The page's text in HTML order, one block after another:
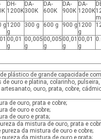
DH-
1200K
DA-
300K
DA-
600K
DA-
900K
DA-
1200K
g 1200
g
300 g 600 g 900 g 1200
g
00,01
g
00,005
g
00,005
g
00,01
g
00,01
g
plástico de grande capacidade
ouro e platina, colarinho, pulseira,
ouro, prata, cobre,
de ouro, prata e cobre;
de ouro e cobre;
de ouro e prata;
da mistura de ouro, prata e
pureza da mistura de ouro e cobre;